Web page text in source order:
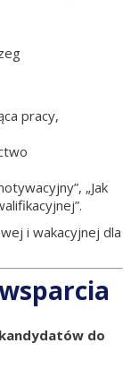
pracy,
„Jak
i wakacyjnej dla
do